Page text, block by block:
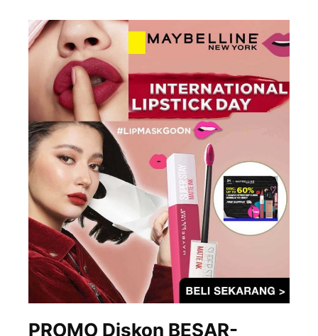
PROMO Diskon BESAR-